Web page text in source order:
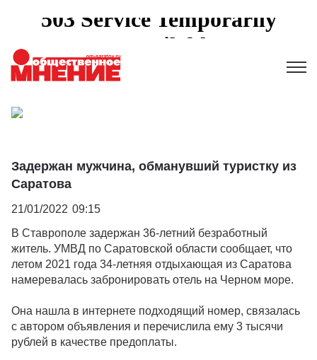
Задержан мужчина, обманувший туристку из
Саратова
21/01/2022 09:15
В Ставрополе задержан 36-летний безработный
житель. УМВД по Саратовской области сообщает, что
летом 2021 года 34-летняя отдыхающая из Саратова
намеревалась забронировать отель на Черном море.
Она нашла в интернете подходящий номер, связалась
с автором объявления и перечислила ему 3 тысячи
рублей в качестве предоплаты.